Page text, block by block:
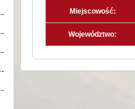
Miejscowość:
Województwo: